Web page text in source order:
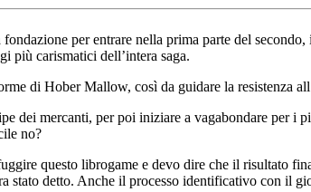
per entrare nella prima parte del secondo,
più carismatici dell’intera saga.
di Hober Mallow, così da guidare la resistenza
dei mercanti, per poi iniziare a vagabondare per i
no?
questo librogame e devo dire che il risultato
stato detto. Anche il processo identificativo con il